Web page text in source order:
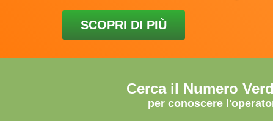
SCOPRI DI PIÙ
Cerca il Numero
per conoscere